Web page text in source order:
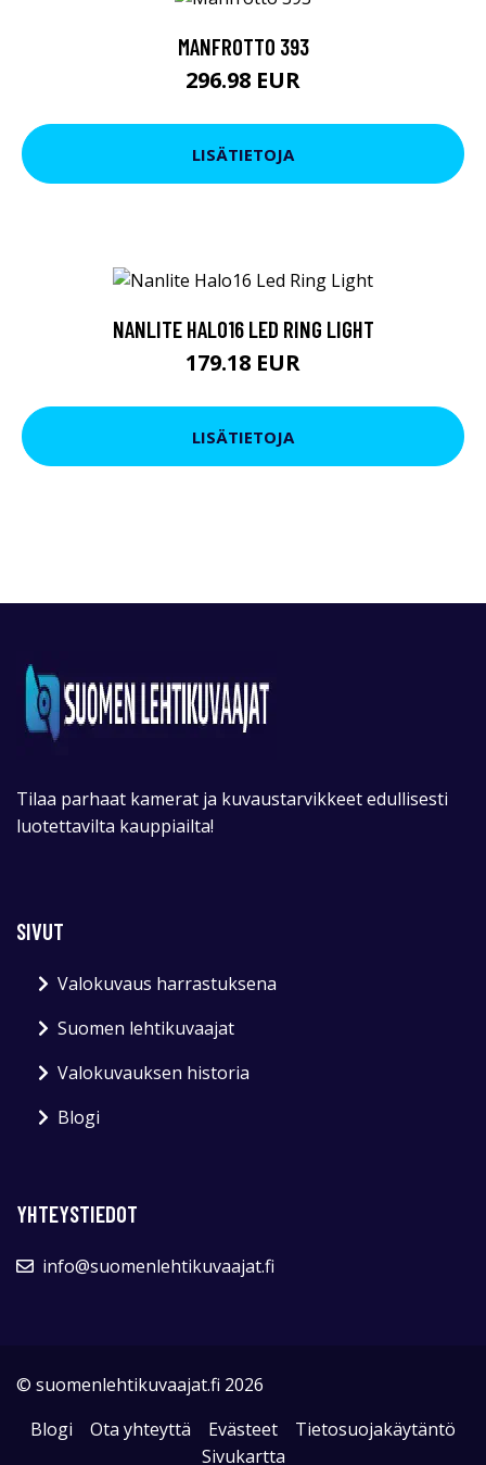
MANFROTTO 393
296.98 EUR
LISÄTIETOJA
NANLITE HALO16 LED RING LIGHT
179.18 EUR
LISÄTIETOJA
Tilaa parhaat kamerat ja kuvaustarvikkeet edullisesti
luotettavilta kauppiailta!
SIVUT
Valokuvaus harrastuksena
Suomen lehtikuvaajat
Valokuvauksen historia
Blogi
YHTEYSTIEDOT
info@suomenlehtikuvaajat.fi
© suomenlehtikuvaajat.fi 2026
Blogi
Ota yhteyttä Evästeet
Tietosuojakäytäntö
Sivukartta